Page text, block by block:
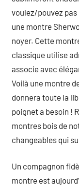
voulez/pouvez
une montre
noyer. Cette
classique utilise
associe avec
Voilà une montre
donnera toute la
poignet a besoin !
montres bois de
changeables qui
Un compagnon
montre est